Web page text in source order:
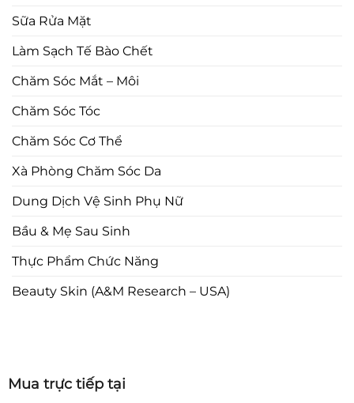
Sữa Rửa Mặt
Làm Sạch Tế Bào Chết
Chăm Sóc Mắt – Môi
Chăm Sóc Tóc
Chăm Sóc Cơ Thể
Xà Phòng Chăm Sóc Da
Dung Dịch Vệ Sinh Phụ Nữ
Bầu & Mẹ Sau Sinh
Thực Phẩm Chức Năng
Beauty Skin (A&M Research – USA)
Mua trực tiếp tại